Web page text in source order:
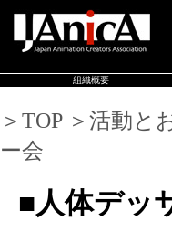
組織概要
＞TOP ＞活動
ー会
■人体デッ